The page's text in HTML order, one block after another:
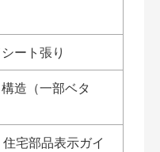
ート張り
造（一部ベタ
部品表示ガイ